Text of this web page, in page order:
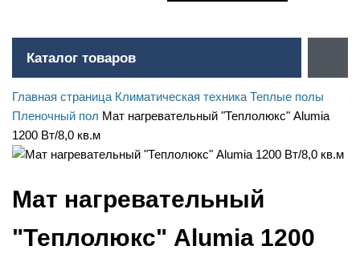
Каталог товаров
Главная страница Климатическая техника Теплые полы
Пленочный пол Мат нагревательный "Теплолюкс" Alumia
1200 Вт/8,0 кв.м
Мат нагревательный
"Теплолюкс" Alumia 1200